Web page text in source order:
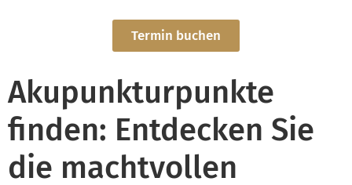
Termin buchen
Akupunkturpunkte
finden: Entdecken Sie
die machtvollen